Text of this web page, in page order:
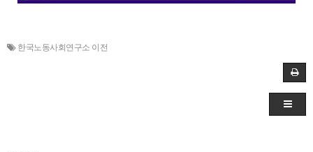
한국노동사회연구소 이전